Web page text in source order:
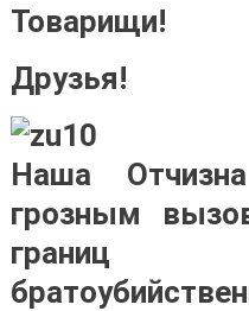
Товарищи!
Друзья!
Наша
грозным
границ